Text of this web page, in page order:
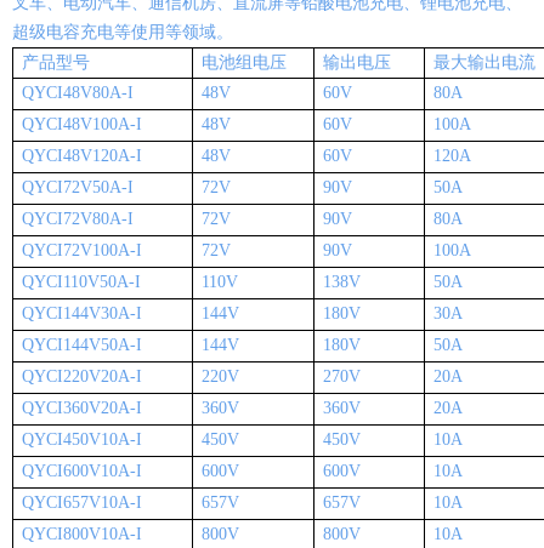
超级电容充电等使用等领域。
产品型号
电池组电压 输出电压
最大输出电流
QYCI48V80A-I
48V 60V
80A
QYCI48V100A-I
48V 60V
100A
QYCI48V120A-I
48V 60V
120A
QYCI72V50A-I
72V 90V
50A
QYCI72V80A-I
72V 90V
80A
QYCI72V100A-I
72V 90V
100A
QYCI110V50A-I
110V 138V
50A
QYCI144V30A-I
144V 180V
30A
QYCI144V50A-I
144V 180V
50A
QYCI220V20A-I
220V 270V
20A
QYCI360V20A-I
360V 360V
20A
QYCI450V10A-I
450V 450V
10A
QYCI600V10A-I
600V 600V
10A
QYCI657V10A-I
657V 657V
10A
QYCI800V10A-I
800V 800V 10A